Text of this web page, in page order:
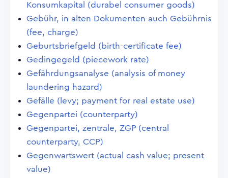
Konsumkapital (durabel consumer goods)
Gebühr, in alten Dokumenten auch Gebührnis
(fee, charge)
Geburtsbriefgeld (birth-certificate fee)
Gedingegeld (piecework rate)
Gefährdungsanalyse (analysis of money
laundering hazard)
Gefälle (levy; payment for real estate use)
Gegenpartei (counterparty)
Gegenpartei, zentrale, ZGP (central
counterparty, CCP)
Gegenwartswert (actual cash value; present
value)